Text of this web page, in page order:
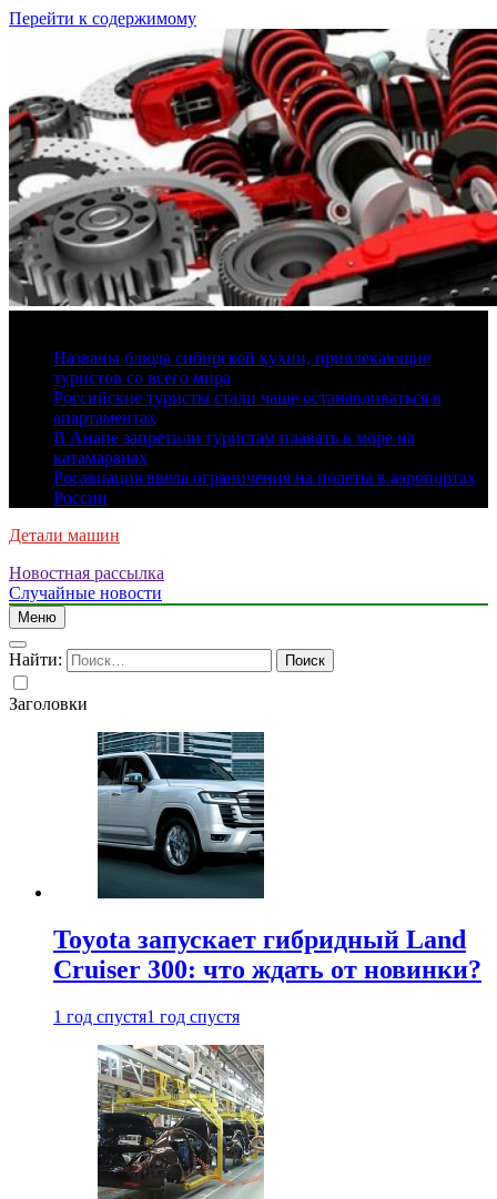
Перейти к содержимому
Названы блюда сибирской кухни, привлекающие
туристов со всего мира
Российские туристы стали чаще останавливаться в
апартаментах
В Анапе запретили туристам плавать в море на
катамаранах
Росавиация ввела ограничения на полеты в аэропортах
России
Детали машин
Новостная рассылка
Случайные новости
Меню
Найти:
Заголовки
Toyota запускает гибридный Land
Cruiser 300: что ждать от новинки?
1 год спустя1 год спустя